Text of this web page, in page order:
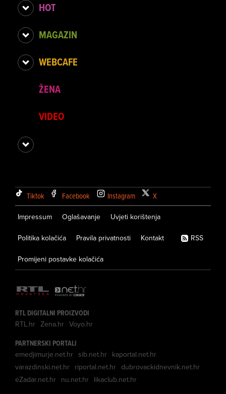
HOT
MAGAZIN
WEBCAFE
ŽENA
VIDEO
Tiktok Facebook Instagram X
Impressum Oglašavanje Uvjeti korištenja
Politika kolačića Pravila privatnosti Kontakt
Promijeni postavke kolačića
RSS
RTL DIGITALNI PROIZVODI
RTL.hr Zena.hr Voyo.hr
PARTNERSKI PORTALI
emedjimurje.net.hr sib.net.hr kaportal.net.hr
varazdinski.net.hr riportal.net.hr dubrovackidnevnik.net.hr
eZadar.net.hr nu.net.hr likaclub.net.hr